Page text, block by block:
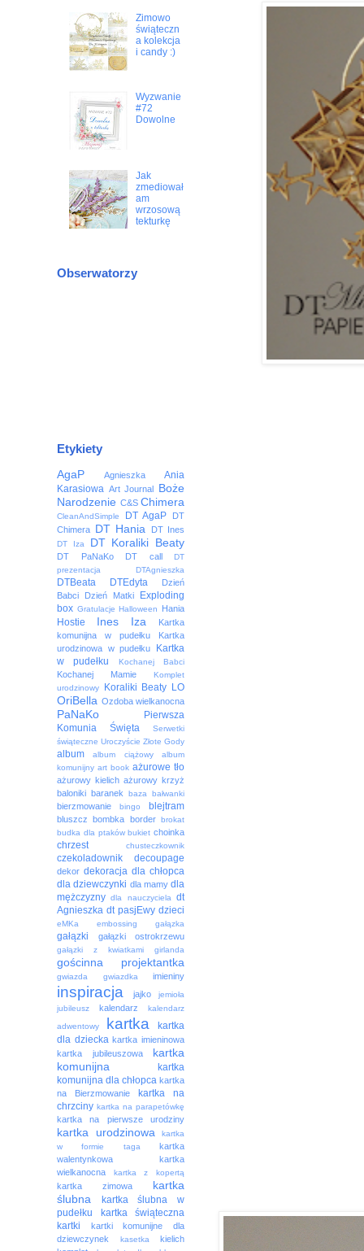
Zimowo
świąteczn
a kolekcja
i candy :)
Wyzwanie
#72
Dowolne
Jak
zmediował
am
wrzosową
tekturkę
Obserwatorzy
Etykiety
AgaP Agnieszka
Ania
Karasiowa Art Journal
Boże
Narodzenie C&S Chimera
CleanAndSimple DT AgaP
DT
Chimera DT Hania DT Ines
DT Iza DT Koraliki Beaty
DT PaNaKo DT call
DT
prezentacja
DTAgnieszka
DTBeata DTEdyta
Dzień
Babci
Dzień Matki
Exploding
box Gratulacje Halloween Hania
Hostie Ines Iza
Kartka
komunijna w pudełku
Kartka
urodzinowa w pudełku
Kartka
w pudełku
Kochanej Babci
Kochanej Mamie
Komplet
urodzinowy
Koraliki Beaty LO
OriBella Ozdoba wielkanocna
PaNaKo
Pierwsza
Komunia Święta
Serwetki
świąteczne Uroczyście Złote Gody
album album ciążowy
album
komunijny art book ażurowe tło
ażurowy kielich ażurowy krzyż
baloniki baranek baza bałwanki
bierzmowanie bingo blejtram
bluszcz bombka border brokat
budka dla ptaków bukiet choinka
chrzest chusteczkownik
czekoladownik decoupage
dekor dekoracja dla chłopca
dla dziewczynki dla mamy dla
mężczyzny dla nauczyciela dt
Agnieszka dt pasjEwy dzieci
eMKa embossing gałązka
gałązki gałązki ostrokrzewu
gałązki z kwiatkami girlanda
gościnna projektantka
gwiazda gwiazdka imieniny
inspiracja jajko
jemioła
jubileusz
kalendarz
kalendarz
adwentowy
kartka
kartka
dla dziecka kartka imieninowa
kartka jubileuszowa
kartka
komunijna
kartka
komunijna dla chłopca kartka
na Bierzmowanie
kartka na
chrzciny kartka na parapetówkę
kartka na pierwsze urodziny
kartka urodzinowa
kartka
w formie taga
kartka
walentynkowa
kartka
wielkanocna
kartka z kopertą
kartka zimowa
kartka
ślubna
kartka ślubna w
pudełku
kartka świąteczna
kartki
kartki komunijne dla
dziewczynek
kasetka
kielich